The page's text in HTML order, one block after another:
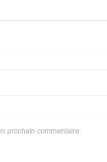
prochain commentaire.